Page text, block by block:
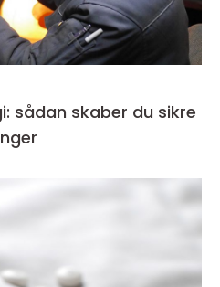
sådan skaber du sikre